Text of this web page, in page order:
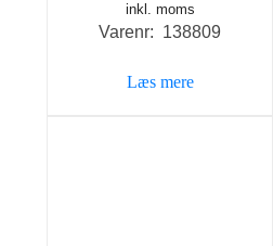
inkl. moms
Varenr: 138809
Læs mere